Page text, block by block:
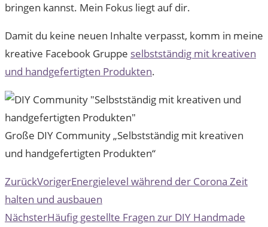
bringen kannst. Mein Fokus liegt auf dir.
Damit du keine neuen Inhalte verpasst, komm in meine
kreative Facebook Gruppe selbstständig mit kreativen
und handgefertigten Produkten.
Große DIY Community „Selbstständig mit kreativen
und handgefertigten Produkten“
ZurückVorigerEnergielevel während der Corona Zeit
halten und ausbauen
NächsterHäufig gestellte Fragen zur DIY Handmade